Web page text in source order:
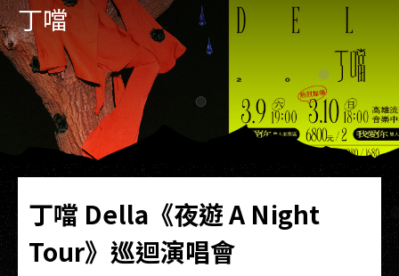
丁噹
丁噹 Della《夜遊 A Night
Tour》巡迴演唱會